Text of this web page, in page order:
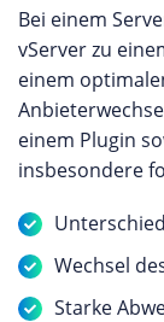
Bei einem
vServer zu
einem
einem Plugin
insbesondere
Wechsel
Starke